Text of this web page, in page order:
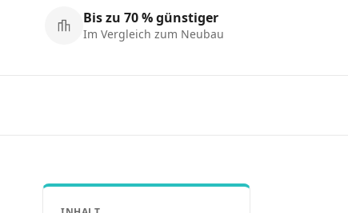
Bis zu 70 % günstiger
Im Vergleich zum Neubau